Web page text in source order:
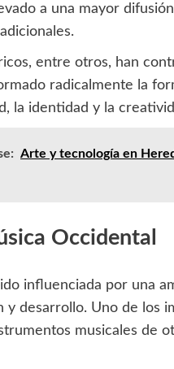
a una mayor
entre otros, han
radicalmente la
la identidad y la
Arte y tecnología en
Occidental
influenciada por una
y desarrollo. Uno de los
musicales de